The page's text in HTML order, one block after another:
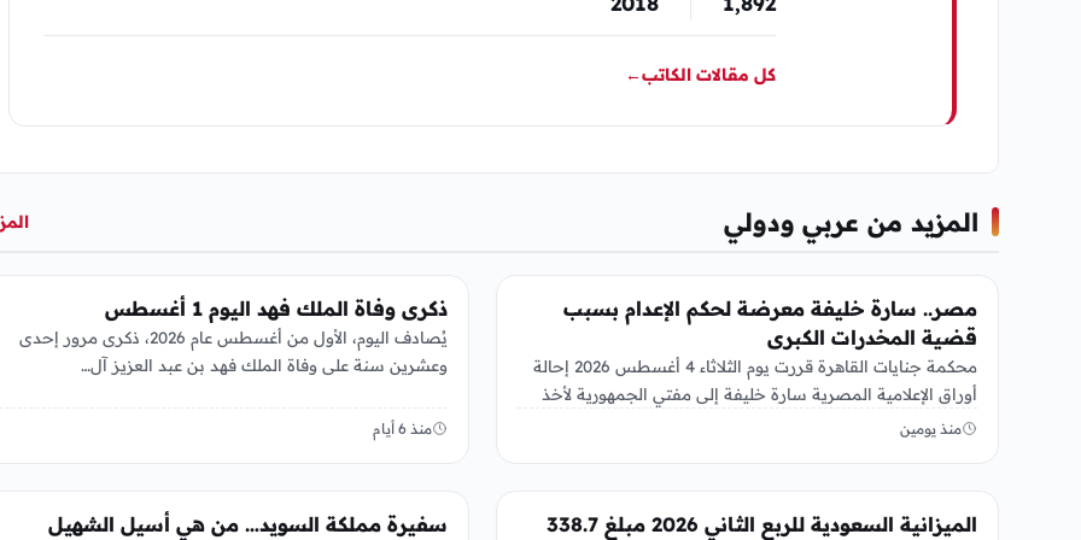
كل مقالات الكاتب←
المزيد من عربي ودولي
مصر.. سارة خليفة معرضة لحكم الإعدام بسبب
قضية المخدرات الكبرى
محكمة جنايات القاهرة قررت يوم الثلاثاء 4 أغسطس 2026 إحالة
أوراق الإعلامية المصرية سارة خليفة إلى مفتي الجمهورية لأخذ
الرأي…
منذ يومين
ذكرى وفاة الملك فهد اليوم 1 أغسطس
يُصادف اليوم، الأول من أغسطس عام 2026، ذكرى مرور إحدى
وعشرين سنة على وفاة الملك فهد بن عبد العزيز آل…
منذ 6 أيام
الميزانية السعودية للربع الثاني 2026 مبلغ 338.7 سفيرة مملكة السويد… من هي أسيل الشهيل